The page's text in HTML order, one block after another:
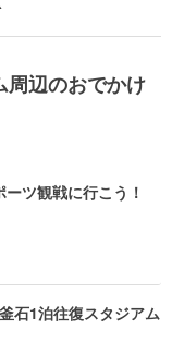
周辺のおでかけ
ーツ観戦に行こう！
石1泊往復スタジアム